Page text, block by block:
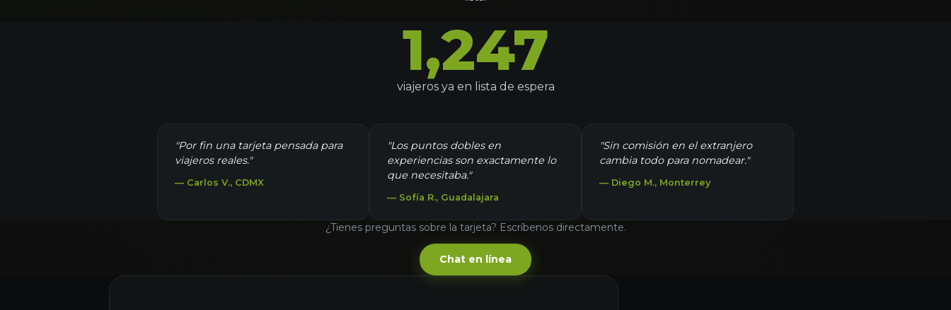
1,247
viajeros ya en lista de espera
"Por fin una tarjeta pensada para
viajeros reales."
— Carlos V., CDMX
"Los puntos dobles en
experiencias son exactamente lo
que necesitaba."
— Sofía R., Guadalajara
"Sin comisión en el extranjero
cambia todo para nomadear."
— Diego M., Monterrey
¿Tienes preguntas sobre la tarjeta? Escríbenos directamente.
Chat en línea